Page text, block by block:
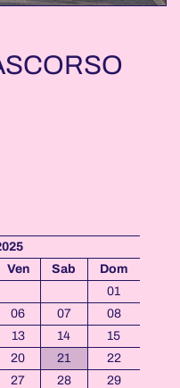
Ven Sab
Dom
01
06 07
08
13 14
15
20 21
22
27 28
29